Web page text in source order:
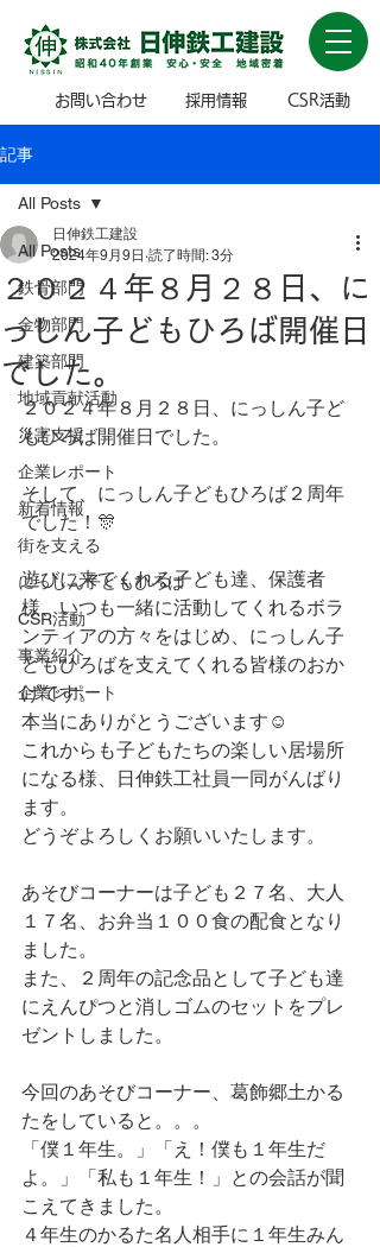
お問い合わせ 採用情報 CSR活動
記事
All Posts
鉄骨部門
金物部門
建築部門
地域貢献活動
災害支援
企業レポート
新着情報
街を支える
にっしん子どもひろば
CSR活動
事業紹介
企業レポート
All Posts
２０２４年８月２８日、に
っしん子どもひろば開催日
でした。
日伸鉄工建設
2024年9月9日 読了時間: 3分
２０２４年８月２８日、にっしん子ど
もひろば開催日でした。
そして、にっしん子どもひろば２周年
でした！🎊
遊びに来てくれる子ども達、保護者
様、いつも一緒に活動してくれるボラ
ンティアの方々をはじめ、にっしん子
どもひろばを支えてくれる皆様のおか
げです。
本当にありがとうございます☺
これからも子どもたちの楽しい居場所
になる様、日伸鉄工社員一同がんばり
ます。
どうぞよろしくお願いいたします。
あそびコーナーは子ども２７名、大人
１７名、お弁当１００食の配食となり
ました。
また、２周年の記念品として子ども達
にえんぴつと消しゴムのセットをプレ
ゼントしました。
今回のあそびコーナー、葛飾郷土かる
たをしていると。。。
「僕１年生。」「え！僕も１年生だ
よ。」「私も１年生！」との会話が聞
こえてきました。
４年生のかるた名人相手に１年生みん